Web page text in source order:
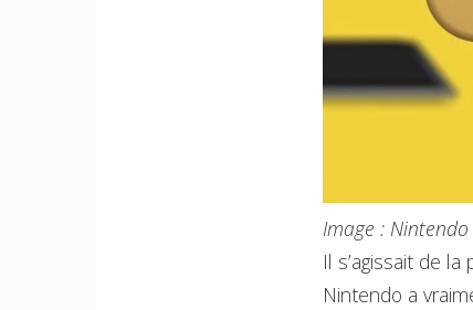
Image : Nintendo
Il s’agissait de
Nintendo a